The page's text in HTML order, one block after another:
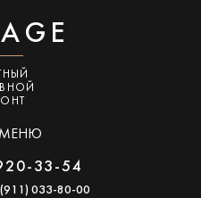
МЕНЮ
33-54
033-80-00